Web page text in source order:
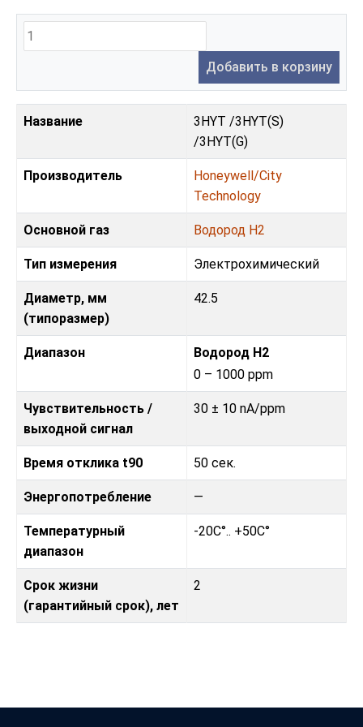
Добавить в корзину
Название
3HYT /3HYT(S)
/3HYT(G)
Производитель
Honeywell/City
Technology
Основной газ Водород H2
Тип измерения Электрохимический
Диаметр, мм
(типоразмер)
42.5
Диапазон
Водород H2
0 – 1000 ppm
Чувствительность /
выходной сигнал
30 ± 10 nA/ppm
Время отклика t90 50 сек.
Энергопотребление —
Температурный
диапазон
-20C°.. +50C°
Срок жизни
(гарантийный срок), лет
2